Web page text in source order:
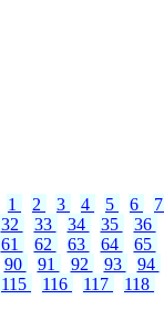
1 2 3 4 5 6 7
32
33 34 35 36
61
62 63 64 65
90
91 92 93 94
115
116 117 118